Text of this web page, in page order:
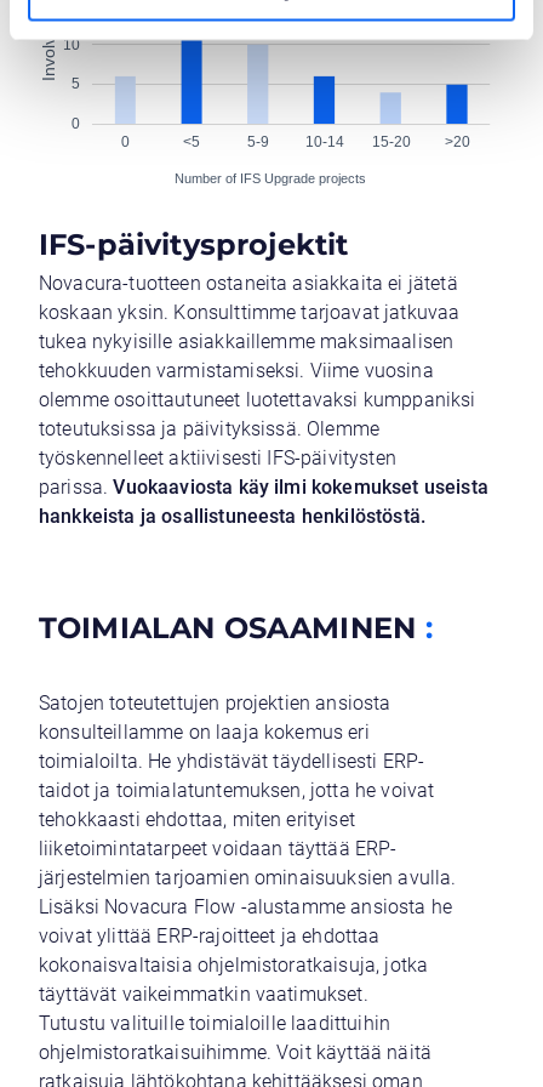
IFS-päivitysprojektit
Novacura-tuotteen ostaneita asiakkaita ei jätetä
koskaan yksin. Konsulttimme tarjoavat jatkuvaa
tukea nykyisille asiakkaillemme maksimaalisen
tehokkuuden varmistamiseksi. Viime vuosina
olemme osoittautuneet luotettavaksi kumppaniksi
toteutuksissa ja päivityksissä. Olemme
työskennelleet aktiivisesti IFS-päivitysten
parissa.Vuokaaviosta käy ilmi kokemukset useista
hankkeista ja osallistuneesta henkilöstöstä.
TOIMIALAN OSAAMINEN :
Satojen toteutettujen projektien ansiosta
konsulteillamme on laaja kokemus eri
toimialoilta. He yhdistävät täydellisesti ERP-
taidot ja toimialatuntemuksen, jotta he voivat
tehokkaasti ehdottaa, miten erityiset
liiketoimintatarpeet voidaan täyttää ERP-
järjestelmien tarjoamien ominaisuuksien avulla.
Lisäksi Novacura Flow -alustamme ansiosta he
voivat ylittää ERP-rajoitteet ja ehdottaa
kokonaisvaltaisia ohjelmistoratkaisuja, jotka
täyttävät vaikeimmatkin vaatimukset.
Tutustu valituille toimialoille laadittuihin
ohjelmistoratkaisuihimme. Voit käyttää näitä
ratkaisuja lähtökohtana kehittääksesi oman